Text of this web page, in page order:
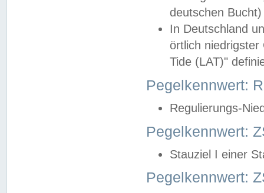
deutschen
In Deutschland
örtlich
Tide (LAT)"
Pegelkennwert:
Regulierungs-
Pegelkennwert:
Stauziel I einer
Pegelkennwert: